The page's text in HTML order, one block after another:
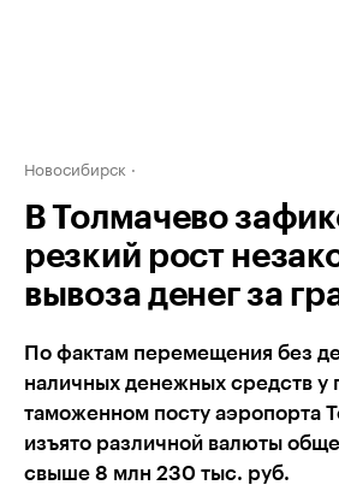
Новосибирск
В Толмачево
резкий рост
вывоза денег за
По фактам перемещения без
наличных денежных средств у
таможенном посту аэропорта
изъято различной валюты
свыше 8 млн 230 тыс. руб.